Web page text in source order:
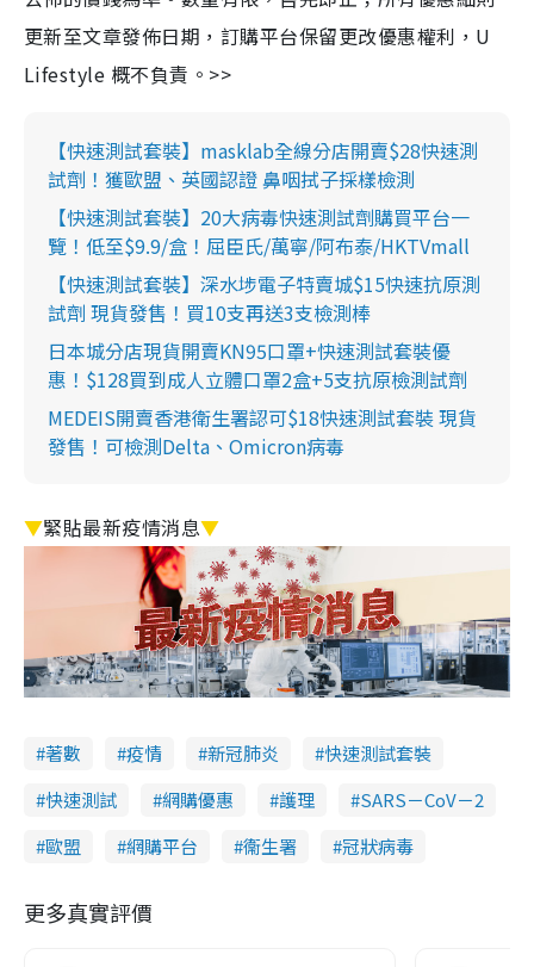
更新至文章發佈日期，訂購平台保留更改優惠權利，U
Lifestyle 概不負責。>>
【快速測試套裝】masklab全線分店開賣$28快速測
試劑！獲歐盟、英國認證 鼻咽拭子採樣檢測
【快速測試套裝】20大病毒快速測試劑購買平台一
覽！低至$9.9/盒！屈臣氏/萬寧/阿布泰/HKTVmall
【快速測試套裝】深水埗電子特賣城$15快速抗原測
試劑 現貨發售！買10支再送3支檢測棒
日本城分店現貨開賣KN95口罩+快速測試套裝優
惠！$128買到成人立體口罩2盒+5支抗原檢測試劑
MEDEIS開賣香港衛生署認可$18快速測試套裝 現貨
發售！可檢測Delta、Omicron病毒
▼緊貼最新疫情消息▼
著數 疫情 新冠肺炎
快速測試套裝
快速測試
網購優惠 護理
SARS－CoV－2
歐盟
網購平台 衞生署 冠狀病毒
更多真實評價